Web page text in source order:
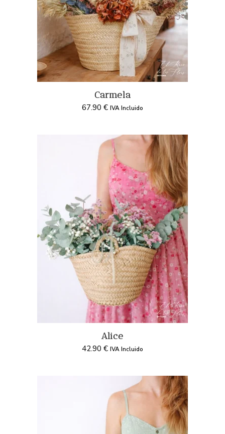
Carmela
67.90 € IVA Incluido
Alice
42.90 € IVA Incluido